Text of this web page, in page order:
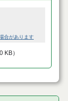
合があります
KB）